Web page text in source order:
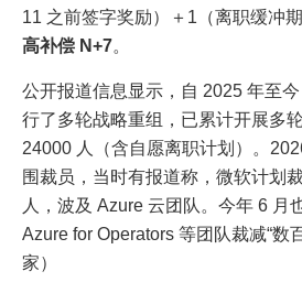
11 之前签字奖励）＋1（离职缓冲
高补偿 N+7。
公开报道信息显示，自 2025 年至
行了多轮战略重组，已累计开展多
24000 人（含自愿离职计划）。
围裁员，当时有报道称，微软计划
人，波及 Azure 云团队。今年 6 月
Azure for Operators 等团队裁减“数
家）